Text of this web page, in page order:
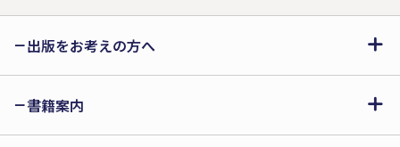
出版をお考えの方へ
書籍案内